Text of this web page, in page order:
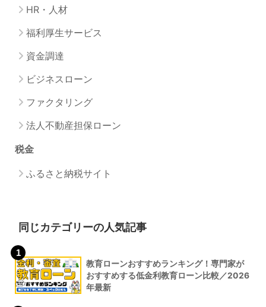
HR・人材
福利厚生サービス
資金調達
ビジネスローン
ファクタリング
法人不動産担保ローン
税金
ふるさと納税サイト
同じカテゴリーの人気記事
1
教育ローンおすすめランキング！専門家が
おすすめする低金利教育ローン比較／2026
年最新